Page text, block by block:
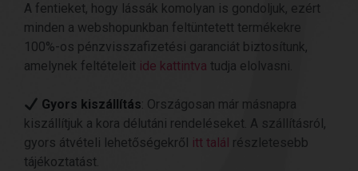
A fentieket, hogy lássák komolyan is gondoljuk, ezért
minden a webshopunkban feltüntetett termékekre
100%-os pénzvisszafizetési garanciát biztosítunk,
amelynek feltételeit ide kattintva tudja elolvasni.
Gyors kiszállítás: Országosan már másnapra
kiszállítjuk a kora délutáni rendeléseket. A szállításról,
gyors átvételi lehetőségekről itt talál részletesebb
tájékoztatást.